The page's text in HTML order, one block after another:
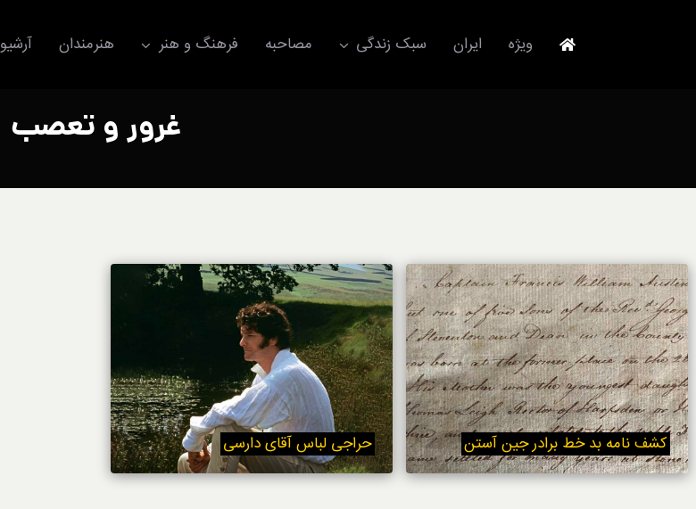
ویژه ایران سبک زندگی
آداب معاشرت
ورزش/ سلامت/ زیبایی
تکنولوژی
خودرو
خوردنی‌ها
استایل
مصاحبه فرهنگ و هنر هنرمندان آرشیو
غرور و تعصب
کشف نامه بد خط برادر جین آستن حراجی لباس آقای دارسی